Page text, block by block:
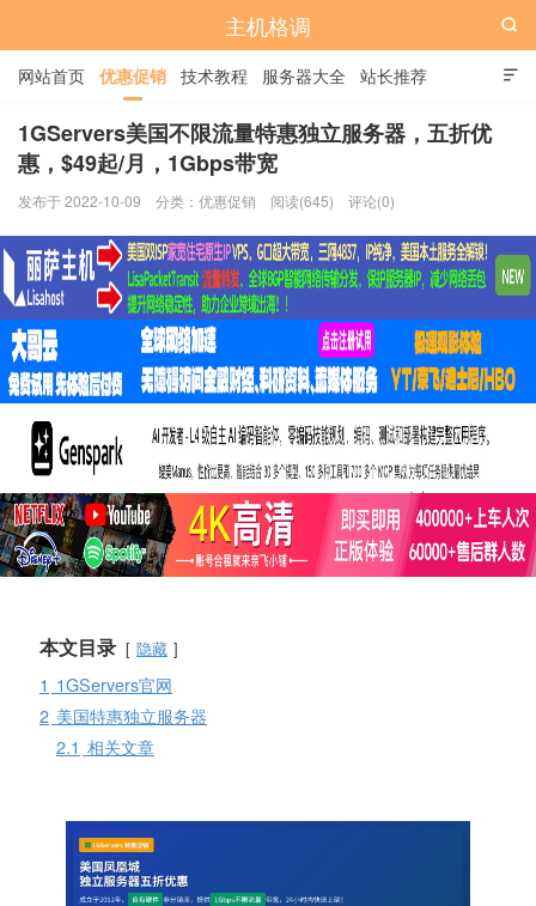
主机格调

网站首页 优惠促销 技术教程 服务器大全 站长推荐
全站标签 广告位

1GServers美国不限流量特惠独立服务器，五折优
惠，$49起/月，1Gbps带宽
发布于 2022-10-09 分类： 优惠促销 阅读(645) 评论(0)
本文目录 隐藏
1 1GServers官网
2 美国特惠独立服务器
2.1 相关文章